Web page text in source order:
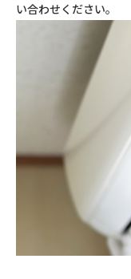
い合わせください。